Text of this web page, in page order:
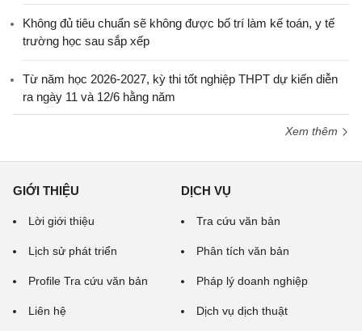
Không đủ tiêu chuẩn sẽ không được bố trí làm kế toán, y tế
trường học sau sắp xếp
Từ năm học 2026-2027, kỳ thi tốt nghiệp THPT dự kiến diễn
ra ngày 11 và 12/6 hằng năm
Xem thêm
GIỚI THIỆU
Lời giới thiệu
Lịch sử phát triển
Profile Tra cứu văn bản
Liên hệ
DỊCH VỤ
Tra cứu văn bản
Phân tích văn bản
Pháp lý doanh nghiệp
Dịch vụ dịch thuật